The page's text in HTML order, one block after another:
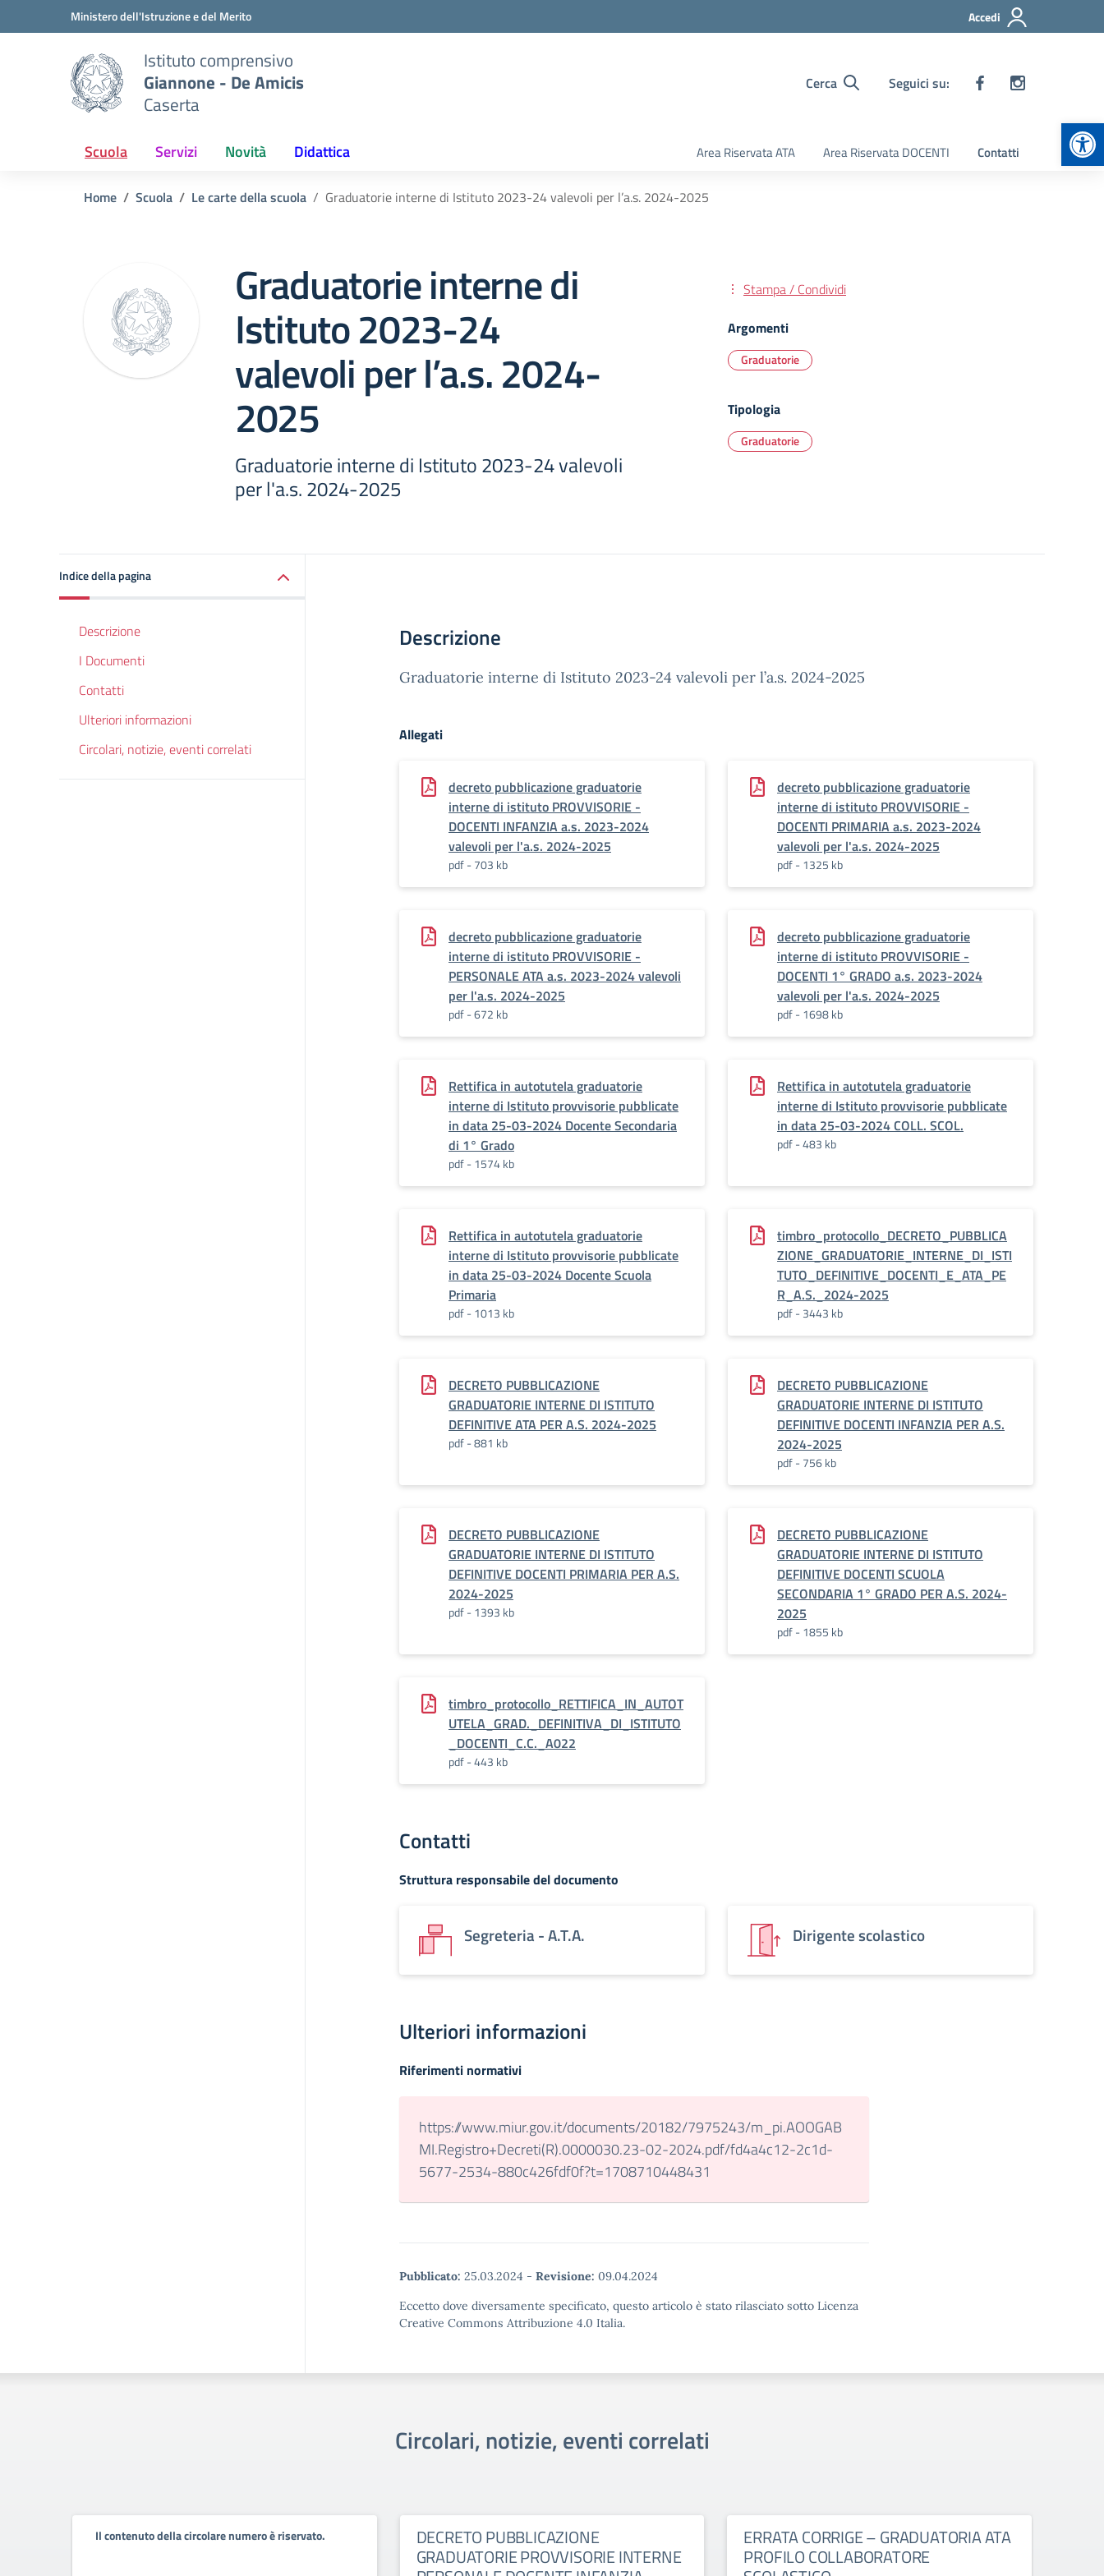
Vai ai contenuti
Vai al menu di navigazioneMinistero dell'Istruzione e del Merito Accedi
Istituto comprensivo
Giannone - De Amicis
Caserta
Cerca Seguici su:
Scuola Servizi Novità Didattica Area Riservata ATA Area Riservata DOCENTI Contatti
Home Scuola Le carte della scuola Graduatorie interne di Istituto 2023-24 valevoli per l’a.s. 2024-2025
Graduatorie interne di
Istituto 2023-24
valevoli per l’a.s. 2024-
2025
Graduatorie interne di Istituto 2023-24 valevoli
per l'a.s. 2024-2025
Stampa / Condividi
Argomenti
Graduatorie
Tipologia
Graduatorie
Indice della pagina
Descrizione
I Documenti
Contatti
Ulteriori informazioni
Circolari, notizie, eventi correlati
Descrizione
Graduatorie interne di Istituto 2023-24 valevoli per l’a.s. 2024-2025
Allegati
decreto pubblicazione graduatorie
interne di istituto PROVVISORIE -
DOCENTI INFANZIA a.s. 2023-2024
valevoli per l'a.s. 2024-2025
pdf - 703 kb
decreto pubblicazione graduatorie
interne di istituto PROVVISORIE -
DOCENTI PRIMARIA a.s. 2023-2024
valevoli per l'a.s. 2024-2025
pdf - 1325 kb
decreto pubblicazione graduatorie
interne di istituto PROVVISORIE -
PERSONALE ATA a.s. 2023-2024 valevoli
per l'a.s. 2024-2025
pdf - 672 kb
decreto pubblicazione graduatorie
interne di istituto PROVVISORIE -
DOCENTI 1° GRADO a.s. 2023-2024
valevoli per l'a.s. 2024-2025
pdf - 1698 kb
Rettifica in autotutela graduatorie
interne di Istituto provvisorie pubblicate
in data 25-03-2024 Docente Secondaria
di 1° Grado
pdf - 1574 kb
Rettifica in autotutela graduatorie
interne di Istituto provvisorie pubblicate
in data 25-03-2024 COLL. SCOL.
pdf - 483 kb
Rettifica in autotutela graduatorie
interne di Istituto provvisorie pubblicate
in data 25-03-2024 Docente Scuola
Primaria
pdf - 1013 kb
timbro_protocollo_DECRETO_PUBBLICA
ZIONE_GRADUATORIE_INTERNE_DI_ISTI
TUTO_DEFINITIVE_DOCENTI_E_ATA_PE
R_A.S._2024-2025
pdf - 3443 kb
DECRETO PUBBLICAZIONE
GRADUATORIE INTERNE DI ISTITUTO
DEFINITIVE ATA PER A.S. 2024-2025
pdf - 881 kb
DECRETO PUBBLICAZIONE
GRADUATORIE INTERNE DI ISTITUTO
DEFINITIVE DOCENTI INFANZIA PER A.S.
2024-2025
pdf - 756 kb
DECRETO PUBBLICAZIONE
GRADUATORIE INTERNE DI ISTITUTO
DEFINITIVE DOCENTI PRIMARIA PER A.S.
2024-2025
pdf - 1393 kb
DECRETO PUBBLICAZIONE
GRADUATORIE INTERNE DI ISTITUTO
DEFINITIVE DOCENTI SCUOLA
SECONDARIA 1° GRADO PER A.S. 2024-
2025
pdf - 1855 kb
timbro_protocollo_RETTIFICA_IN_AUTOT
UTELA_GRAD._DEFINITIVA_DI_ISTITUTO
_DOCENTI_C.C._A022
pdf - 443 kb
Contatti
Struttura responsabile del documento
Segreteria - A.T.A. Dirigente scolastico
Ulteriori informazioni
Riferimenti normativi
https://www.miur.gov.it/documents/20182/7975243/m_pi.AOOGAB
MI.Registro+Decreti(R).0000030.23-02-2024.pdf/fd4a4c12-2c1d-
5677-2534-880c426fdf0f?t=1708710448431
Pubblicato: 25.03.2024 - Revisione: 09.04.2024
Eccetto dove diversamente specificato, questo articolo è stato rilasciato sotto Licenza
Creative Commons Attribuzione 4.0 Italia.
Circolari, notizie, eventi correlati
Il contenuto della circolare numero è riservato. DECRETO PUBBLICAZIONE
GRADUATORIE PROVVISORIE INTERNE
ERRATA CORRIGE – GRADUATORIA ATA
PROFILO COLLABORATORE